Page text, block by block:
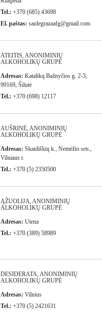
Tel.: +370 (685) 43698
El. paštas: saulegrazaafg@gmail.com
ATEITIS, ANONIMINIŲ
ALKOHOLIKŲ GRUPĖ
Adresas: Katalikų Bažnyčios g. 2-3,
99169, Šilutė
Tel.: +370 (698) 12117
AUŠRINĖ, ANONIMINIŲ
ALKOHOLIKŲ GRUPĖ
Adresas: Skaidiškių k., Nemėžio sen.,
Vilniaus r.
Tel.: +370 (5) 2350500
ĄŽUOLIJA, ANONIMINIŲ
ALKOHOLIKŲ GRUPĖ
Adresas: Utena
Tel.: +370 (389) 58989
DESIDERATA, ANONIMINIŲ
ALKOHOLIKŲ GRUPĖ
Adresas: Vilnius
Tel.: +370 (5) 2421631